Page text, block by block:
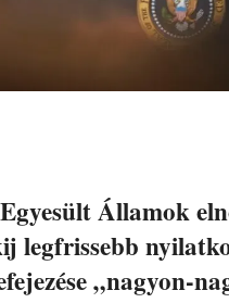
Államok
legfrissebb
„nagyon-